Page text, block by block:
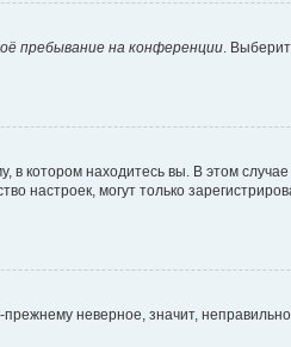
пребывание на конференции .
котором находитесь вы. В этом
настроек, могут только
неверное, значит,